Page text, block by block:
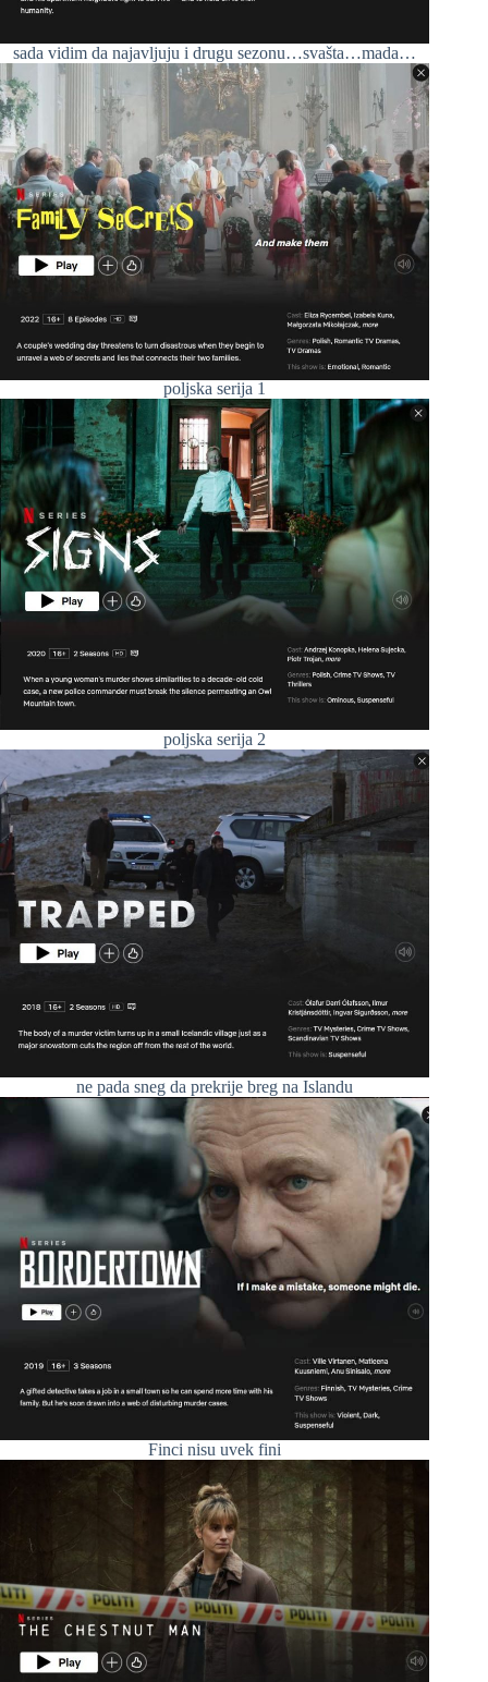
sada vidim da najavljuju i drugu sezonu…svašta…mada…
poljska serija 1
poljska serija 2
ne pada sneg da prekrije breg na Islandu
Finci nisu uvek fini